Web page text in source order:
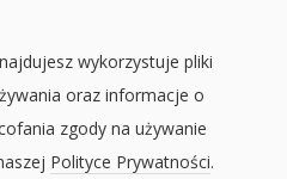
wykorzystuje pliki
oraz informacje o
zgody na używanie
Polityce Prywatności.